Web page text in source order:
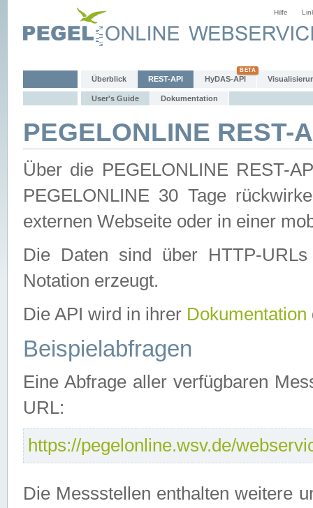
Hilfe
Überblick REST-API HyDAS-API
User's Guide Dokumentation
PEGELONLINE REST-
Über die PEGELONLINE REST-
PEGELONLINE 30 Tage
externen Webseite oder in einer
Die Daten sind über HTTP-
Notation erzeugt.
Die API wird in ihrer Dokumentation
Beispielabfragen
Eine Abfrage aller verfügbaren
URL:
https://pegelonline.wsv.de/
Die Messstellen enthalten weitere